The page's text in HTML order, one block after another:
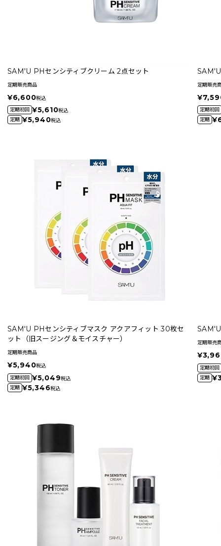
SAM'U PHセンシティブクリーム 2点セット
定期販売商品
¥6,600税込
定期初回 ¥5,610税込
定期 ¥5,940税込
定期販売
定期初回
定期
SAM'U PHセンシティブマスク アクアフィット 30枚セ
ット（旧スージング＆モイスチャー）
定期販売商品
¥5,940税込
定期初回 ¥5,049税込
定期 ¥5,346税込
定期販売
定期初回
定期